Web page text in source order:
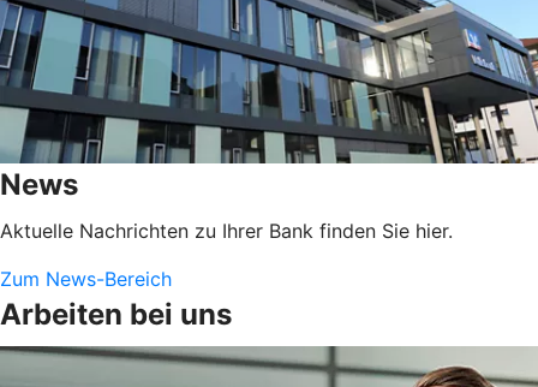
News
Aktuelle Nachrichten zu Ihrer Bank finden Sie hier.
Zum News-Bereich
Arbeiten bei uns